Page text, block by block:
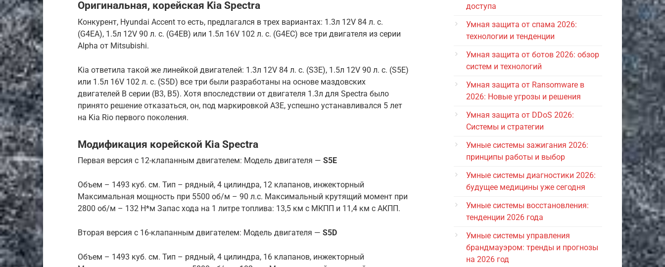
Оригинальная, корейская Kia Spectra
Конкурент, Hyundai Accent то есть, предлагался в трех вариантах: 1.3л 12V 84 л. с.
(G4EA), 1.5л 12V 90 л. с. (G4EB) или 1.5л 16V 102 л. с. (G4EC) все три двигателя из серии
Alpha от Mitsubishi.
Kia ответила такой же линейкой двигателей: 1.3л 12V 84 л. с. (S3E), 1.5л 12V 90 л. с. (S5E)
или 1.5л 16V 102 л. с. (S5D) все три были разработаны на основе маздовских
двигателей B серии (B3, B5). Хотя впоследствии от двигателя 1.3л для Spectra было
принято решение отказаться, он, под маркировкой A3E, успешно устанавливался 5 лет
на Kia Rio первого поколения.
Модификация корейской Kia Spectra
Первая версия с 12-клапанным двигателем: Модель двигателя — S5E
Объем – 1493 куб. см. Тип – рядный, 4 цилиндра, 12 клапанов, инжекторный
Максимальная мощность при 5500 об/м – 90 л.с. Максимальный крутящий момент при
2800 об/м – 132 Н*м Запас хода на 1 литре топлива: 13,5 км с МКПП и 11,4 км с АКПП.
Вторая версия с 16-клапанным двигателем: Модель двигателя — S5D
Объем – 1493 куб. см. Тип – рядный, 4 цилиндра, 16 клапанов, инжекторный
доступа
Умная защита от спама 2026:
технологии и тенденции
Умная защита от ботов 2026: обзор
систем и технологий
Умная защита от Ransomware в
2026: Новые угрозы и решения
Умная защита от DDoS 2026:
Системы и стратегии
Умные системы зажигания 2026:
принципы работы и выбор
Умные системы диагностики 2026:
будущее медицины уже сегодня
Умные системы восстановления:
тенденции 2026 года
Умные системы управления
брандмауэром: тренды и прогнозы
на 2026 год